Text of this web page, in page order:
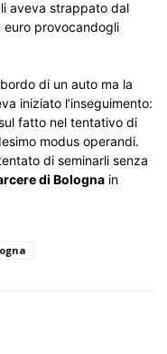
aveva strappato dal
euro provocandogli
di un auto ma la
iniziato l’inseguimento:
fatto nel tentativo di
modus operandi.
di seminarli senza
di Bologna in